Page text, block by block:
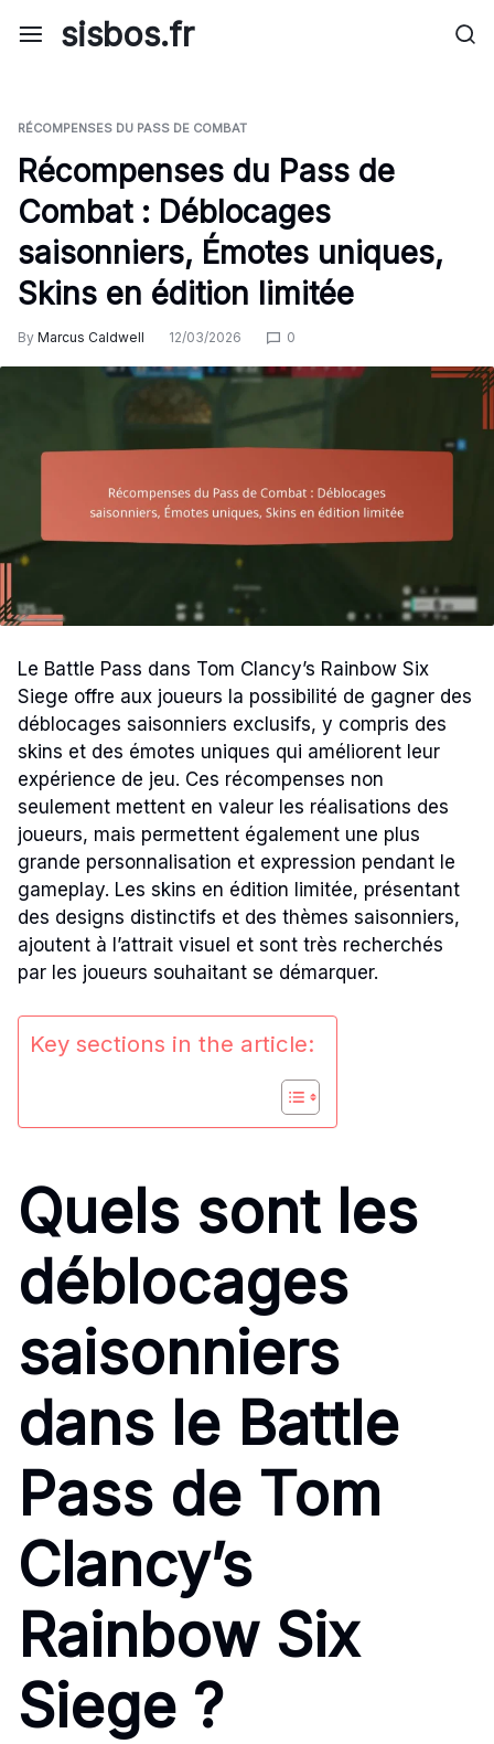
sisbos.fr
RÉCOMPENSES DU PASS DE COMBAT
Récompenses du Pass de
Combat : Déblocages
saisonniers, Émotes uniques,
Skins en édition limitée
By Marcus Caldwell 12/03/2026 0
Le Battle Pass dans Tom Clancy’s Rainbow Six
Siege offre aux joueurs la possibilité de gagner des
déblocages saisonniers exclusifs, y compris des
skins et des émotes uniques qui améliorent leur
expérience de jeu. Ces récompenses non
seulement mettent en valeur les réalisations des
joueurs, mais permettent également une plus
grande personnalisation et expression pendant le
gameplay. Les skins en édition limitée, présentant
des designs distinctifs et des thèmes saisonniers,
ajoutent à l’attrait visuel et sont très recherchés
par les joueurs souhaitant se démarquer.
Key sections in the article:
Quels sont les
déblocages
saisonniers
dans le Battle
Pass de Tom
Clancy’s
Rainbow Six
Siege ?